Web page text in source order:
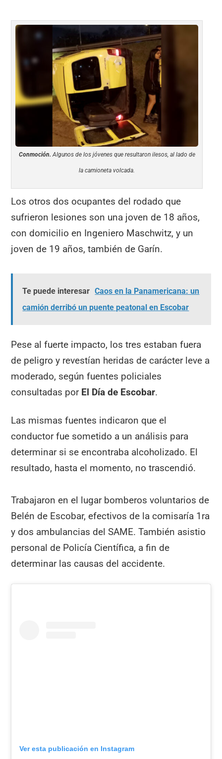
Conmoción. Algunos de los jóvenes que resultaron ilesos, al lado de
la camioneta volcada.
Los otros dos ocupantes del rodado que
sufrieron lesiones son una joven de 18 años,
con domicilio en Ingeniero Maschwitz, y un
joven de 19 años, también de Garín.
Te puede interesar Caos en la Panamericana: un
camión derribó un puente peatonal en Escobar
Pese al fuerte impacto, los tres estaban fuera
de peligro y revestían heridas de carácter leve a
moderado, según fuentes policiales
consultadas por El Día de Escobar.
Las mismas fuentes indicaron que el
conductor fue sometido a un análisis para
determinar si se encontraba alcoholizado. El
resultado, hasta el momento, no trascendió.
Trabajaron en el lugar bomberos voluntarios de
Belén de Escobar, efectivos de la comisaría 1ra
y dos ambulancias del SAME. También asistio
personal de Policía Científica, a fin de
determinar las causas del accidente.
Ver esta publicación en Instagram